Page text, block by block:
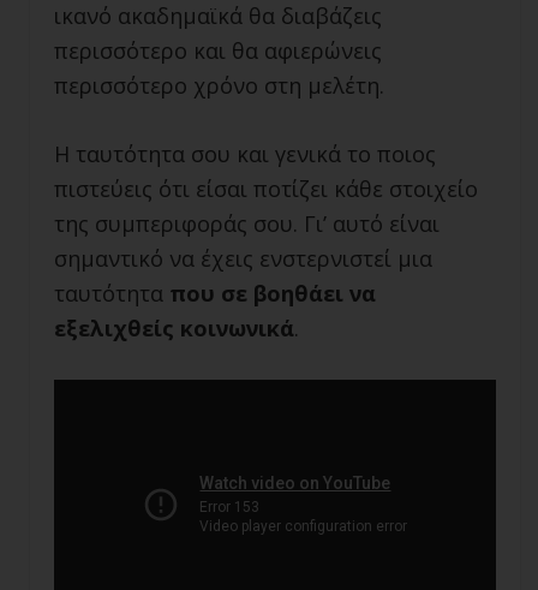
ικανό ακαδημαϊκά θα διαβάζεις
περισσότερο και θα αφιερώνεις
περισσότερο χρόνο στη μελέτη.
Η ταυτότητα σου και γενικά το ποιος
πιστεύεις ότι είσαι ποτίζει κάθε στοιχείο
της συμπεριφοράς σου. Γι’ αυτό είναι
σημαντικό να έχεις ενστερνιστεί μια
ταυτότητα που σε βοηθάει να
εξελιχθείς κοινωνικά.